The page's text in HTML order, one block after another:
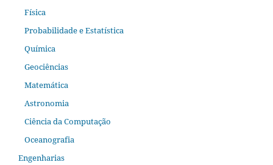
Física
Probabilidade e Estatística
Química
Geociências
Matemática
Astronomia
Ciência da Computação
Oceanografia
Engenharias